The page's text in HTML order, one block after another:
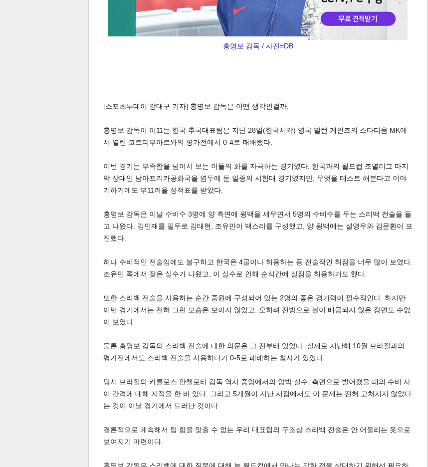
인
홍명보 감독 / 사진=DB
[스포츠투데이 강태구 기자] 홍명보 감독은 어떤 생각인걸까.
홍명보 감독이 이끄는 한국 추국대표팀은 지난 28일(한국시각) 영국 밀턴 케인즈의 스타디움 MK에
서 열린 코트디부아르와의 평가전에서 0-4로 패배했다.
이번 경기는 부족함을 넘어서 보는 이들의 화를 자극하는 경기였다. 한국과의 월드컵 조별리그 마지
막 상대인 남아프리카공화국을 염두에 둔 일종의 시험대 경기였지만, 무엇을 테스트 해본다고 이야
기하기에도 부끄러울 성적표를 받았다.
홍명보 감독은 이날 수비수 3명에 양 측면에 윙백을 세우면서 5명의 수비수를 두는 스리백 전술을 들
고 나왔다. 김민재를 필두로 김태현, 조유민이 백스리를 구성했고, 양 윙백에는 설영우와 김문환이 포
진했다.
허나 수비적인 전술임에도 불구하고 한국은 4골이나 허용하는 등 전술적인 허점을 너무 많이 보였다.
조유민 쪽에서 잦은 실수가 나왔고, 이 실수로 인해 순식간에 실점을 허용하기도 했다.
또한 스리백 전술을 사용하는 순간 중원에 구성되어 있는 2명의 좋은 경기력이 필수적인다. 하지만
이번 경기에서는 전혀 그런 모습은 보이지 않았고, 오히려 전방으로 볼이 배급되지 않은 장면도 수없
이 보였다.
물론 홍명보 감독의 스리백 전술에 대한 의문은 그 전부터 있었다. 실제로 지난해 10월 브라질과의
평가전에서도 스리백 전술을 사용하다가 0-5로 패배하는 참사가 있었다.
당시 브라질의 카를로스 안첼로티 감독 역시 중앙에서의 압박 실수, 측면으로 벌어졌을 때의 수비 사
이 간격에 대해 지적을 한 바 있다. 그리고 5개월이 지난 시점에서도 이 문제는 전혀 고쳐지지 않았다
는 것이 이날 경기에서 드러난 것이다.
결론적으로 계속해서 팀 합을 맞출 수 없는 우리 대표팀의 구조상 스리백 전술은 안 어울리는 옷으로
보여지기 마련이다.